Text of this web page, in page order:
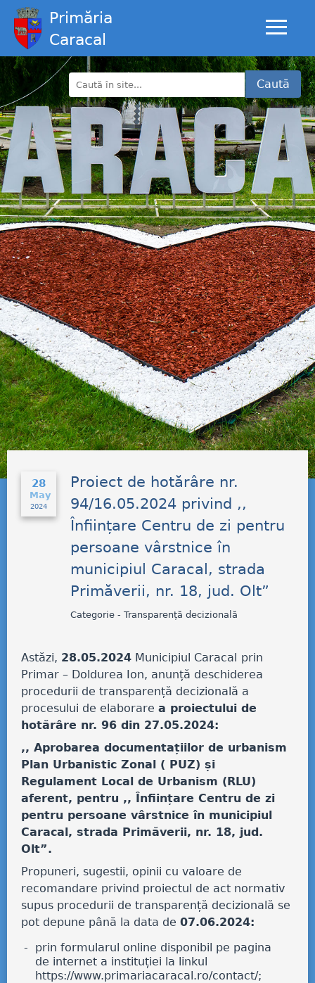
Primăria
Caracal
Caută
28
May
2024
Proiect de hotărâre nr.
94/16.05.2024 privind ,,
Înființare Centru de zi pentru
persoane vârstnice în
municipiul Caracal, strada
Primăverii, nr. 18, jud. Olt”
Categorie - Transparență decizională
Astăzi, 28.05.2024 Municipiul Caracal prin
Primar – Doldurea Ion, anunță deschiderea
procedurii de transparență decizională a
procesului de elaborare a proiectului de
hotărâre nr. 96 din 27.05.2024:
,, Aprobarea documentațiilor de urbanism
Plan Urbanistic Zonal ( PUZ) și
Regulament Local de Urbanism (RLU)
aferent, pentru ,, Înființare Centru de zi
pentru persoane vârstnice în municipiul
Caracal, strada Primăverii, nr. 18, jud.
Olt”.
Propuneri, sugestii, opinii cu valoare de
recomandare privind proiectul de act normativ
supus procedurii de transparență decizională se
pot depune până la data de 07.06.2024:
prin formularul online disponibil pe pagina
de internet a instituției la linkul
https://www.primariacaracal.ro/contact/;